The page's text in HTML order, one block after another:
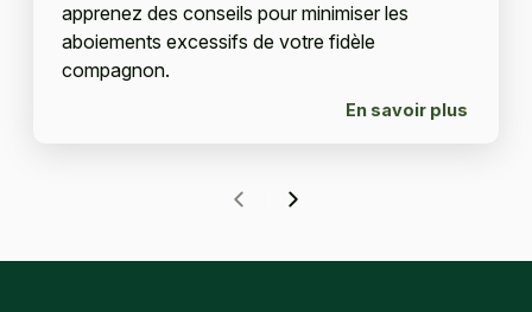
apprenez des conseils pour minimiser les
aboiements excessifs de votre fidèle
compagnon.
En savoir plus